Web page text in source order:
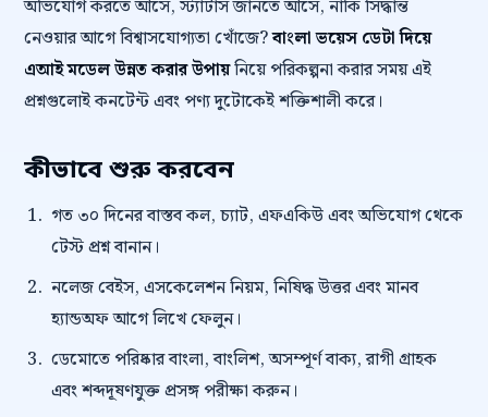
অভিযোগ করতে আসে, স্ট্যাটাস জানতে আসে, নাকি সিদ্ধান্ত
নেওয়ার আগে বিশ্বাসযোগ্যতা খোঁজে?বাংলা ভয়েস ডেটা দিয়ে
এআই মডেল উন্নত করার উপায়নিয়ে পরিকল্পনা করার সময় এই
প্রশ্নগুলোই কনটেন্ট এবং পণ্য দুটোকেই শক্তিশালী করে।
কীভাবে শুরু করবেন
গত ৩০ দিনের বাস্তব কল, চ্যাট, এফএকিউ এবং অভিযোগ থেকে
টেস্ট প্রশ্ন বানান।
নলেজ বেইস, এসকেলেশন নিয়ম, নিষিদ্ধ উত্তর এবং মানব
হ্যান্ডঅফ আগে লিখে ফেলুন।
ডেমোতে পরিষ্কার বাংলা, বাংলিশ, অসম্পূর্ণ বাক্য, রাগী গ্রাহক
এবং শব্দদূষণযুক্ত প্রসঙ্গ পরীক্ষা করুন।